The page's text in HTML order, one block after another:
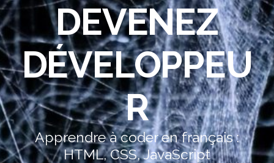
DEVENEZ
DÉVELOPPEU
R
Apprendre à coder en français :
HTML, CSS, JavaScript